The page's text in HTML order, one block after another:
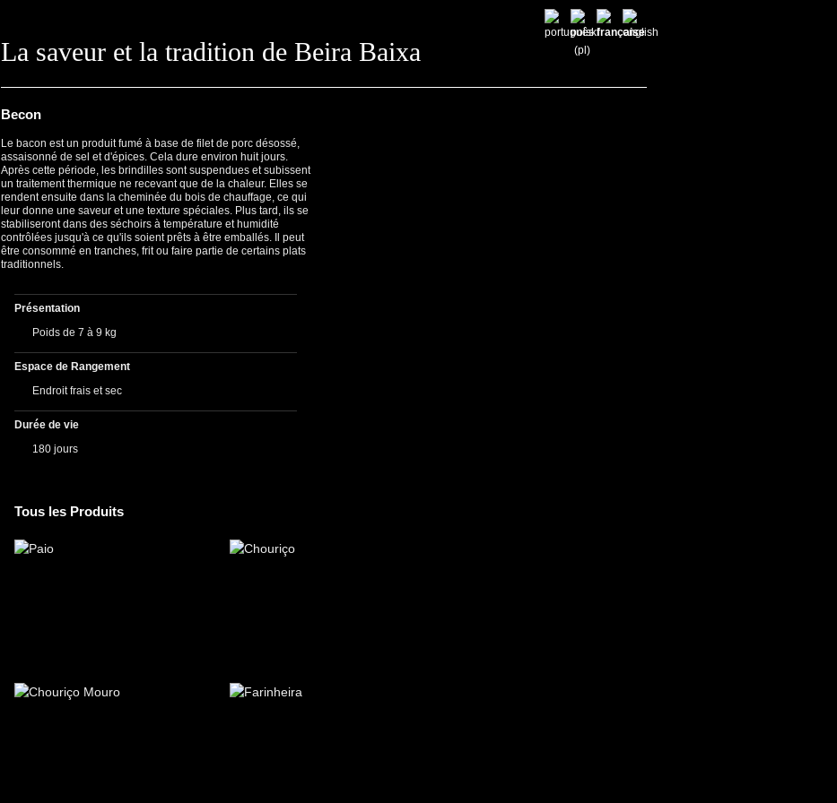
La saveur et la tradition de Beira Baixa
Becon
Le bacon est un produit fumé à base de filet de porc désossé,
assaisonné de sel et d'épices. Cela dure environ huit jours.
Après cette période, les brindilles sont suspendues et subissent
un traitement thermique ne recevant que de la chaleur. Elles se
rendent ensuite dans la cheminée du bois de chauffage, ce qui
leur donne une saveur et une texture spéciales. Plus tard, ils se
stabiliseront dans des séchoirs à température et humidité
contrôlées jusqu'à ce qu'ils soient prêts à être emballés. Il peut
être consommé en tranches, frit ou faire partie de certains plats
traditionnels.
Présentation
Poids de 7 à 9 kg
Espace de Rangement
Endroit frais et sec
Durée de vie
180 jours
Tous les Produits
PAIO